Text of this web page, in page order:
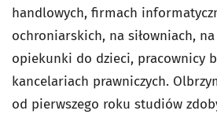
handlowych, firmach
ochroniarskich, na siłowniach,
opiekunki do dzieci, pracownicy
kancelariach prawniczych.
od pierwszego roku studiów